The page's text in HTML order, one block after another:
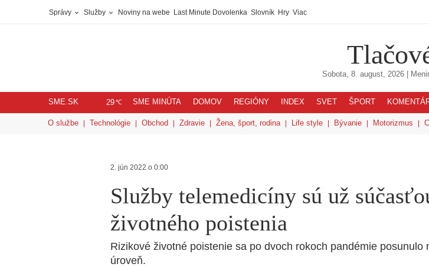
Správy Služby Noviny na webe Last Minute Dovolenka Slovník Hry Viac
Sobota, 8. august, 2026|
SME.SK 29℃ SME MINÚTA DOMOV REGIÓNY INDEX SVET ŠPORT
O službe Technológie Obchod Zdravie Žena, šport, rodina Life style Bývanie Motorizmus
2. jún 2022 o 0:00
Služby telemedicíny sú už
životného poistenia
Rizikové životné poistenie sa po dvoch rokoch pandémie posunulo
úroveň.